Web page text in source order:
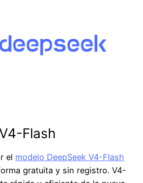
Flash
el modelo DeepSeek V4-Flash
gratuita y sin registro. V4-